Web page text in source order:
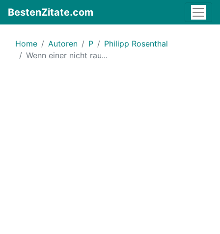
BestenZitate.com
Home Autoren P
Philipp Rosenthal
Wenn einer nicht rau...